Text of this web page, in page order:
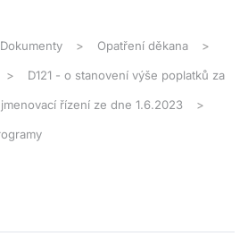
Dokumenty Opatření děkana
D121 - o stanovení výše poplatků za
řízení ze dne 1.6.2023